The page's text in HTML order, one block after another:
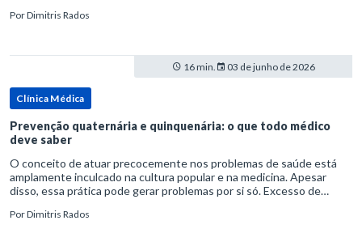
PorDimitris Rados
16 min. 03 de junho de 2026
Clínica Médica
Prevenção quaternária e quinquenária: o que todo médico
deve saber
O conceito de atuar precocemente nos problemas de saúde está
amplamente inculcado na cultura popular e na medicina. Apesar
disso, essa prática pode gerar problemas por si só. Excesso de
PorDimitris Rados